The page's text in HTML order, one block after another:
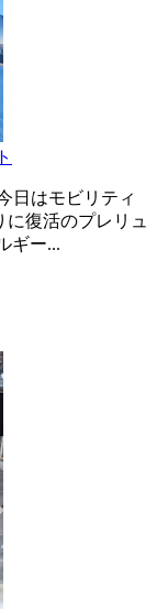
日はモビリティ
復活のプレリュ
ギー...